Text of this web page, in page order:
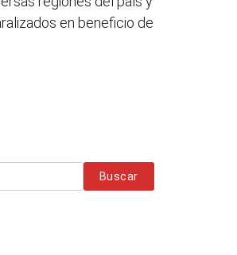
en beneficio de
Buscar